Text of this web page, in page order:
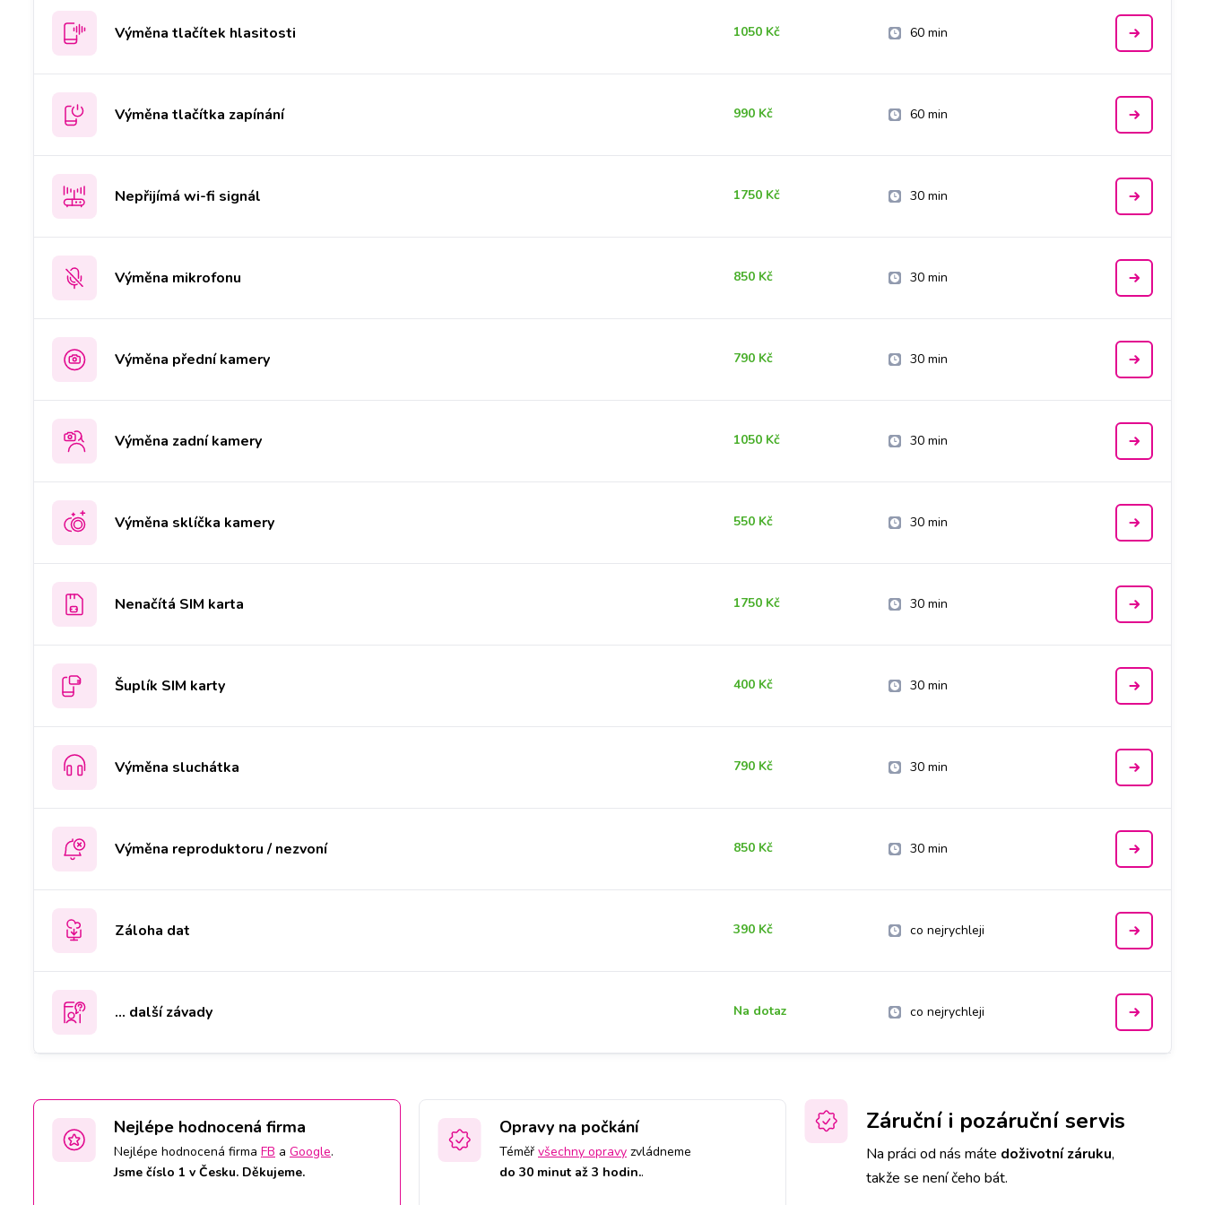
Výměna tlačítek hlasitosti 1050 Kč 60 min
Výměna tlačítka zapínání 990 Kč 60 min
Nepřijímá wi-fi signál 1750 Kč 30 min
Výměna mikrofonu 850 Kč 30 min
Výměna přední kamery 790 Kč 30 min
Výměna zadní kamery 1050 Kč 30 min
Výměna sklíčka kamery 550 Kč 30 min
Nenačítá SIM karta 1750 Kč 30 min
Šuplík SIM karty 400 Kč 30 min
Výměna sluchátka 790 Kč 30 min
Výměna reproduktoru / nezvoní 850 Kč 30 min
Záloha dat 390 Kč co nejrychleji
... další závady Na dotaz co nejrychleji
Nejlépe hodnocená firma
Nejlépe hodnocená firma FB a Google.
Jsme číslo 1 v Česku. Děkujeme.
Opravy na počkání
Téměř všechny opravy zvládneme
do 30 minut až 3 hodin..
Záruční i pozáruční servis
Na práci od nás máte doživotní záruku,
takže se není čeho bát.